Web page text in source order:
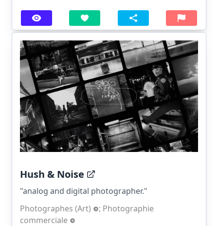
Hush & Noise
"analog and digital photographer."
Photographes (Art)
; Photographie
commerciale